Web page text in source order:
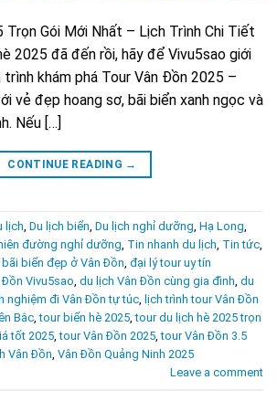
Trọn Gói Mới Nhất – Lịch Trình Chi Tiết
2025 đã đến rồi, hãy để Vivu5sao giới
trình khám phá Tour Vân Đồn 2025 –
vẻ đẹp hoang sơ, bãi biển xanh ngọc và
Nếu […]
CONTINUE READING →
lịch Du lịch biển Du lịch nghỉ dưỡng Hạ Long
đường nghỉ dưỡng Tin nhanh du lịch Tin tức
bãi biển đẹp ở Vân Đồn đại lý tour uy tín
Vivu5sao du lịch Vân Đồn cùng gia đình du
nghiệm đi Vân Đồn tự túc lịch trình tour Vân Đồn
Bắc ,tour biển hè 2025 ,tour du lịch hè 2025 trọn
tốt 2025 ,tour Vân Đồn 2025 ,tour Vân Đồn 3.5
Vân Đồn Vân Đồn Quảng Ninh 2025
Leave a comment